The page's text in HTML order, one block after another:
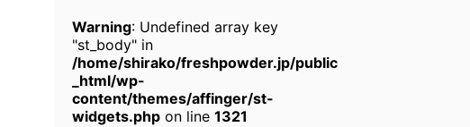
Warning: Undefined array key
"st_body" in
/home/shirako/freshpowder.jp/public
_html/wp-
content/themes/affinger/st-
widgets.php on line 1321